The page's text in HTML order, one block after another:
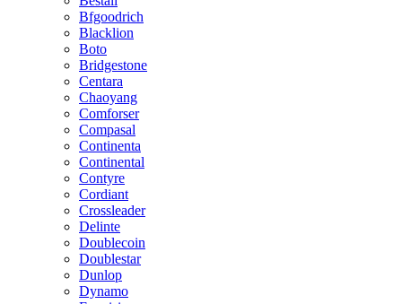
Bfgoodrich
Blacklion
Boto
Bridgestone
Centara
Chaoyang
Comforser
Compasal
Continenta
Continental
Contyre
Cordiant
Crossleader
Delinte
Doublecoin
Doublestar
Dunlop
Dynamo